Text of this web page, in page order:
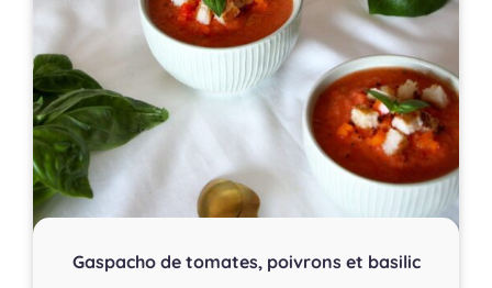
Gaspacho de tomates, poivrons et basilic